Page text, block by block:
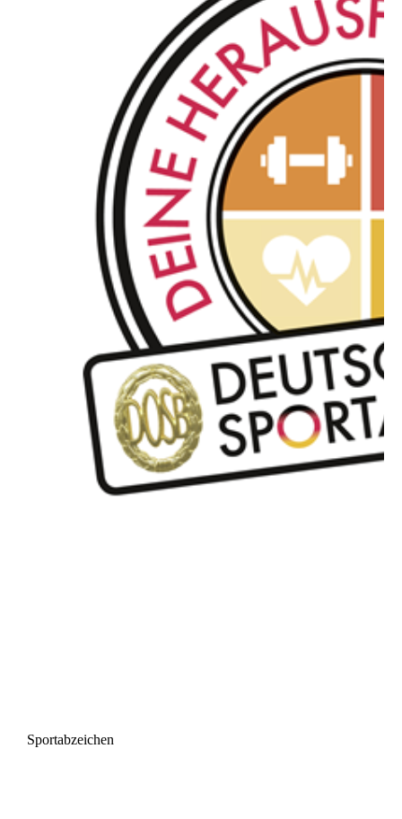
Sportabzeichen